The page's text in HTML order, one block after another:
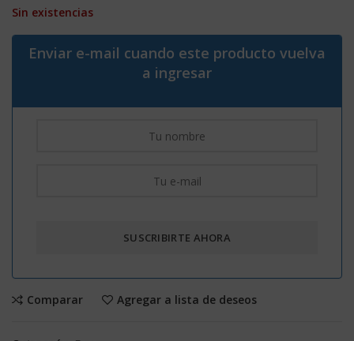
Sin existencias
Enviar e-mail cuando este producto vuelva
a ingresar
Comparar Agregar a lista de deseos